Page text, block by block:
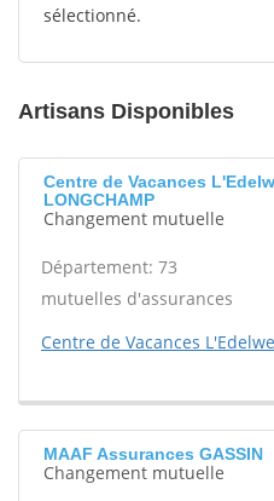
sélectionné.
Artisans Disponibles
Centre de Vacances
LONGCHAMP
Changement mutuelle
Département: 73
mutuelles d'assurances
Centre de Vacances
MAAF Assurances GASSIN
Changement mutuelle